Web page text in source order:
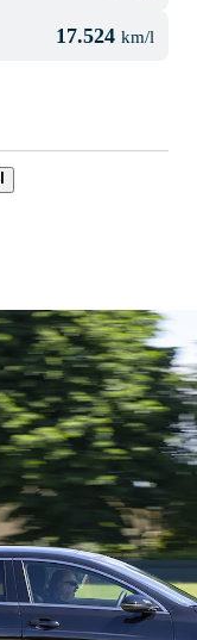
17.524 km/l